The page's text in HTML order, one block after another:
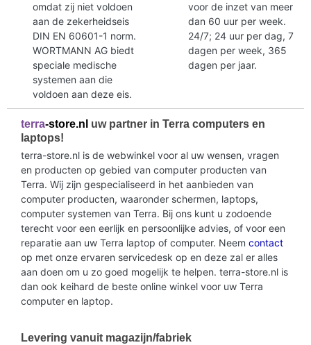
omdat zij niet voldoen
aan de zekerheidseis
DIN EN 60601-1 norm.
WORTMANN AG biedt
speciale medische
systemen aan die
voldoen aan deze eis.
voor de inzet van meer
dan 60 uur per week.
24/7; 24 uur per dag, 7
dagen per week, 365
dagen per jaar.
terra-store.nl uw partner in Terra computers en
laptops!
terra-store.nl is de webwinkel voor al uw wensen, vragen
en producten op gebied van computer producten van
Terra. Wij zijn gespecialiseerd in het aanbieden van
computer producten, waaronder schermen, laptops,
computer systemen van Terra. Bij ons kunt u zodoende
terecht voor een eerlijk en persoonlijke advies, of voor een
reparatie aan uw Terra laptop of computer. Neem contact
op met onze ervaren servicedesk op en deze zal er alles
aan doen om u zo goed mogelijk te helpen. terra-store.nl is
dan ook keihard de beste online winkel voor uw Terra
computer en laptop.
Levering vanuit magazijn/fabriek